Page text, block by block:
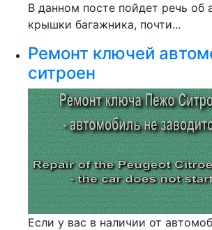
В данном посте пойдет речь об
крышки багажника, почти...
Ремонт ключей
ситроен
Если у вас в наличии от